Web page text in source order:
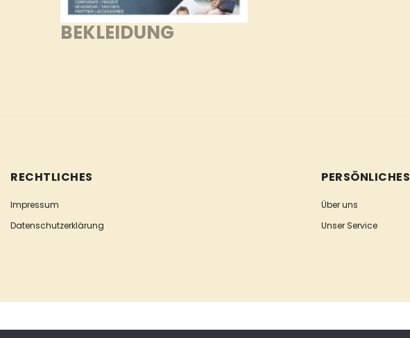
BEKLEIDUNG
RECHTLICHES
Impressum
Datenschutzerklärung
PERSÖNLICHES
Über uns
Unser Service